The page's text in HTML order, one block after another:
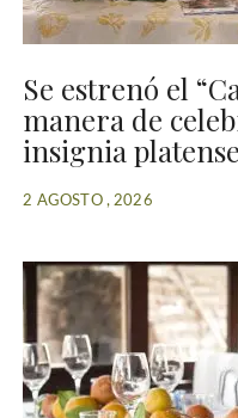
Se estrenó el
manera de
insignia platense
2 AGOSTO , 2026